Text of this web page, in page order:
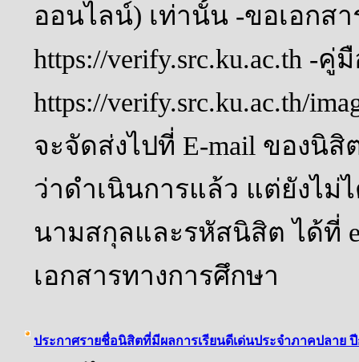
ออนไลน์) เท่านั้น -ขอเอกส
https://verify.src.ku.ac.th -คู่
https://verify.src.ku.ac.th/
จะจัดส่งไปที่ E-mail ของนิ
ว่าดำเนินการแล้ว แต่ยังไม่
นามสกุลและรหัสนิสิต ได้ที่ e-
เอกสารทางการศึกษา
ประกาศรายชื่อนิสิตที่มีผลการเรียนดีเด่นประจำภาคปลาย ปี